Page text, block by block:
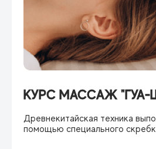
КУРС МАССАЖ "ГУА-
Древнекитайская техника
помощью специального